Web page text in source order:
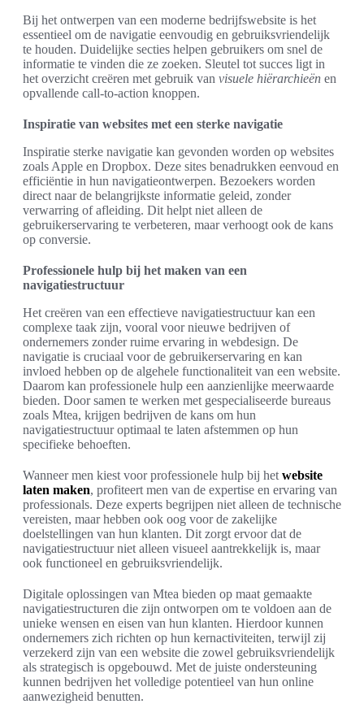
Bij het ontwerpen van een moderne bedrijfswebsite is het
essentieel om de navigatie eenvoudig en gebruiksvriendelijk
te houden. Duidelijke secties helpen gebruikers om snel de
informatie te vinden die ze zoeken. Sleutel tot succes ligt in
het overzicht creëren met gebruik van visuele hiërarchieën en
opvallende call-to-action knoppen.
Inspiratie van websites met een sterke navigatie
Inspiratie sterke navigatie kan gevonden worden op websites
zoals Apple en Dropbox. Deze sites benadrukken eenvoud en
efficiëntie in hun navigatieontwerpen. Bezoekers worden
direct naar de belangrijkste informatie geleid, zonder
verwarring of afleiding. Dit helpt niet alleen de
gebruikerservaring te verbeteren, maar verhoogt ook de kans
op conversie.
Professionele hulp bij het maken van een
navigatiestructuur
Het creëren van een effectieve navigatiestructuur kan een
complexe taak zijn, vooral voor nieuwe bedrijven of
ondernemers zonder ruime ervaring in webdesign. De
navigatie is cruciaal voor de gebruikerservaring en kan
invloed hebben op de algehele functionaliteit van een website.
Daarom kan professionele hulp een aanzienlijke meerwaarde
bieden. Door samen te werken met gespecialiseerde bureaus
zoals Mtea, krijgen bedrijven de kans om hun
navigatiestructuur optimaal te laten afstemmen op hun
specifieke behoeften.
Wanneer men kiest voor professionele hulp bij het website
laten maken, profiteert men van de expertise en ervaring van
professionals. Deze experts begrijpen niet alleen de technische
vereisten, maar hebben ook oog voor de zakelijke
doelstellingen van hun klanten. Dit zorgt ervoor dat de
navigatiestructuur niet alleen visueel aantrekkelijk is, maar
ook functioneel en gebruiksvriendelijk.
Digitale oplossingen van Mtea bieden op maat gemaakte
navigatiestructuren die zijn ontworpen om te voldoen aan de
unieke wensen en eisen van hun klanten. Hierdoor kunnen
ondernemers zich richten op hun kernactiviteiten, terwijl zij
verzekerd zijn van een website die zowel gebruiksvriendelijk
als strategisch is opgebouwd. Met de juiste ondersteuning
kunnen bedrijven het volledige potentieel van hun online
aanwezigheid benutten.